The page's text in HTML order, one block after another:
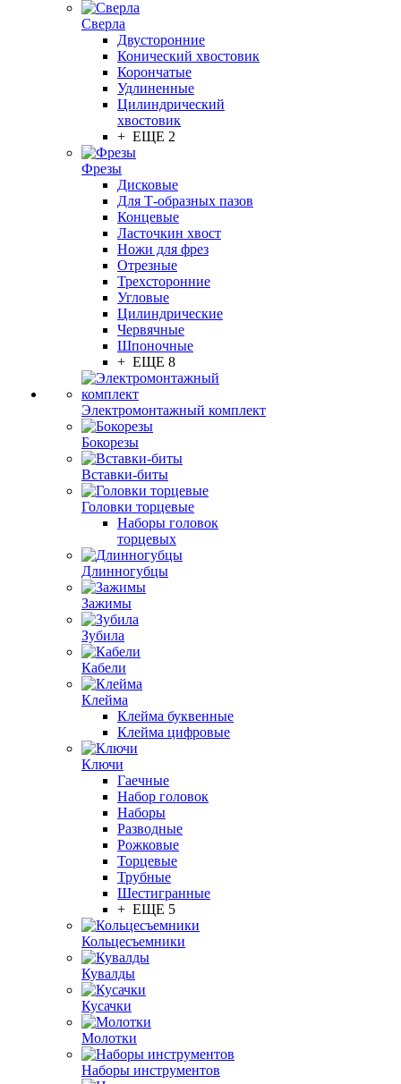
Сверла
Двусторонние
Конический хвостовик
Корончатые
Удлиненные
Цилиндрический
хвостовик
+ ЕЩЕ 2
Фрезы
Дисковые
Для Т-образных пазов
Концевые
Ласточкин хвост
Ножи для фрез
Отрезные
Трехсторонние
Угловые
Цилиндрические
Червячные
Шпоночные
+ ЕЩЕ 8
Электромонтажный комплект
Бокорезы
Вставки-биты
Головки торцевые
Наборы головок
торцевых
Длинногубцы
Зажимы
Зубила
Кабели
Клейма
Клейма буквенные
Клейма цифровые
Ключи
Гаечные
Набор головок
Наборы
Разводные
Рожковые
Торцевые
Трубные
Шестигранные
+ ЕЩЕ 5
Кольцесъемники
Кувалды
Кусачки
Молотки
Наборы инструментов